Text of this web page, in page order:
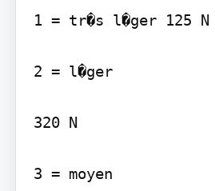
1 = tr�s l�ger 125 N
2 = l�ger
320 N
3 = moyen